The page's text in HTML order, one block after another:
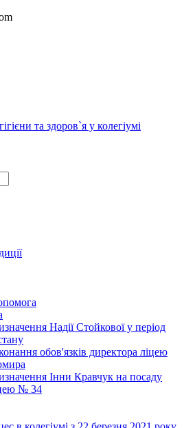
Надії Стойкової у період
обов'язків директора ліцею
Інни Кравчук на посаду
№ 34